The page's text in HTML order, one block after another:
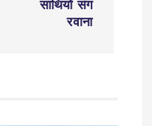
साथियों संग
रवाना